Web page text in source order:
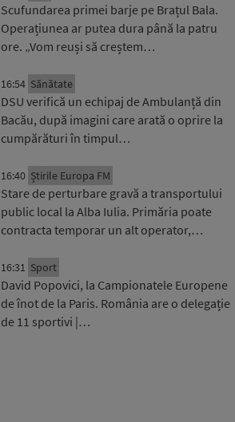
Scufundarea primei barje pe Brațul Bala.
Operațiunea ar putea dura până la patru
ore. „Vom reuși să creștem…
16:54 Sănătate
DSU verifică un echipaj de Ambulanță din
Bacău, după imagini care arată o oprire la
cumpărături în timpul…
16:40 Știrile Europa FM
Stare de perturbare gravă a transportului
public local la Alba Iulia. Primăria poate
contracta temporar un alt operator,…
16:31 Sport
David Popovici, la Campionatele Europene
de înot de la Paris. România are o delegație
de 11 sportivi |…